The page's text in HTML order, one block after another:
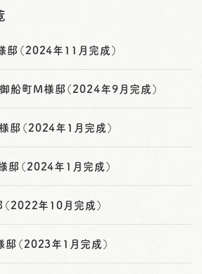
（2024年11月完成）
船町M様邸（2024年9月完成）
邸（2024年1月完成）
邸（2024年1月完成）
2022年10月完成）
（2023年1月完成）